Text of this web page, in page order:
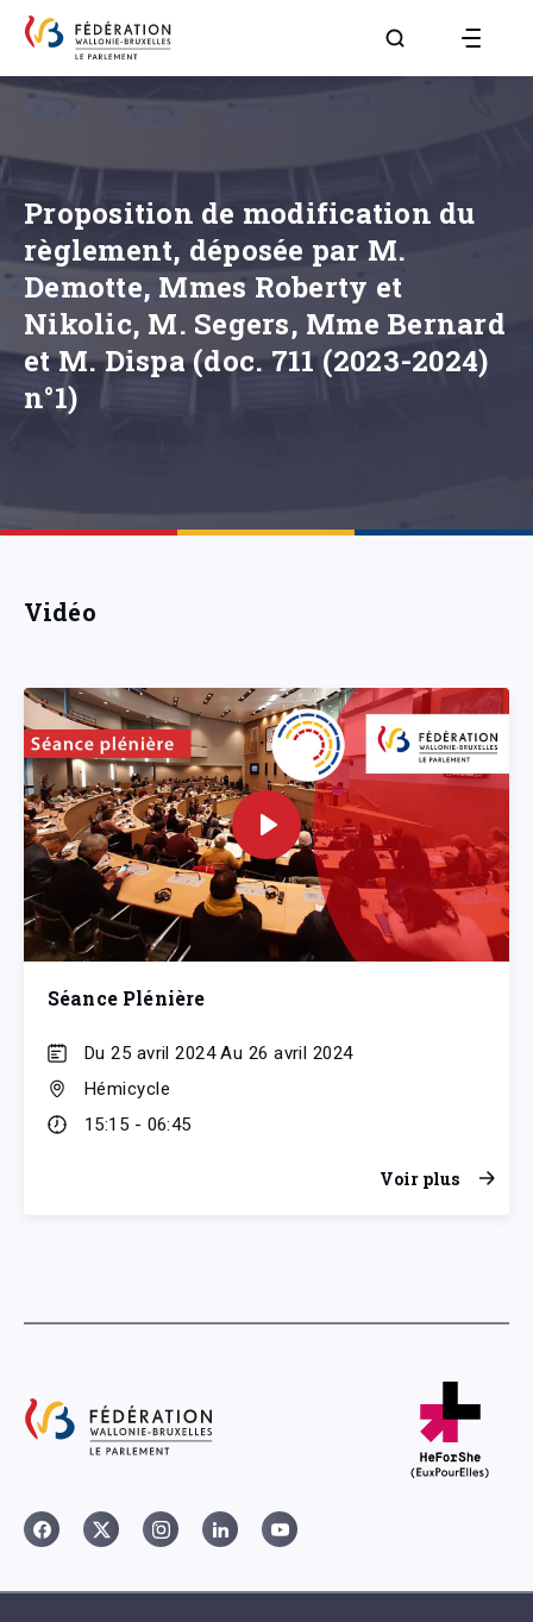
Aller à la page
Proposition de modification du
règlement, déposée par M.
Demotte, Mmes Roberty et
Nikolic, M. Segers, Mme Bernard
et M. Dispa (doc. 711 (2023-2024)
n°1)
Vidéo
Séance Plénière
Du 25 avril 2024 Au 26 avril 2024
Hémicycle
15:15 - 06:45
Voir plus